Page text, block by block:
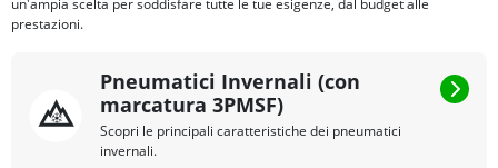
un'ampia scelta per soddisfare tutte le tue esigenze, dal budget alle
prestazioni.
Pneumatici Invernali (con
marcatura 3PMSF)
Scopri le principali caratteristiche dei pneumatici
invernali.